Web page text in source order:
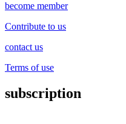
become member
Contribute to us
contact us
Terms of use
subscription